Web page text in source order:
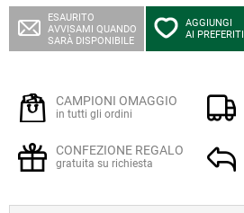
ESAURITO
AVVISAMI QUANDO
SARÀ DISPONIBILE
AGGIUNGI
AI PREFERITI
CAMPIONI OMAGGIO
in tutti gli ordini
CONFEZIONE REGALO
gratuita su richiesta